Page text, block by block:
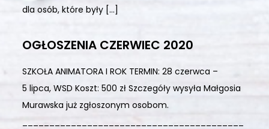
dla osób, które były […]
OGŁOSZENIA CZERWIEC 2020
SZKOŁA ANIMATORA I ROK TERMIN: 28 czerwca –
5 lipca, WSD Koszt: 500 zł Szczegóły wysyła Małgosia
Murawska już zgłoszonym osobom.
_________________________________________